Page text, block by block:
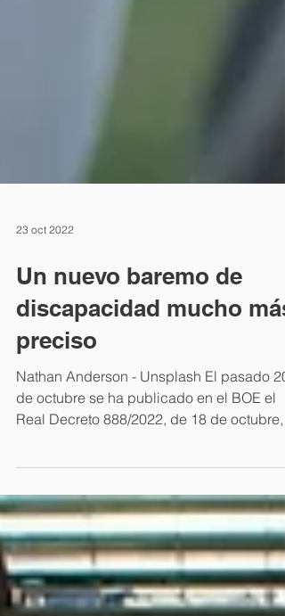
23 oct 2022
Un nuevo baremo de
discapacidad mucho más
preciso
Nathan Anderson - Unsplash El pasado 20
para el reconocimiento, declaración y
calificación del grado de discapacidad.
Esta nueva norma sustituye a una anterior
que se venía usando desde 1999, y que
servía como referente para valorar el grado
de discapacidad en muchos ámbitos, por